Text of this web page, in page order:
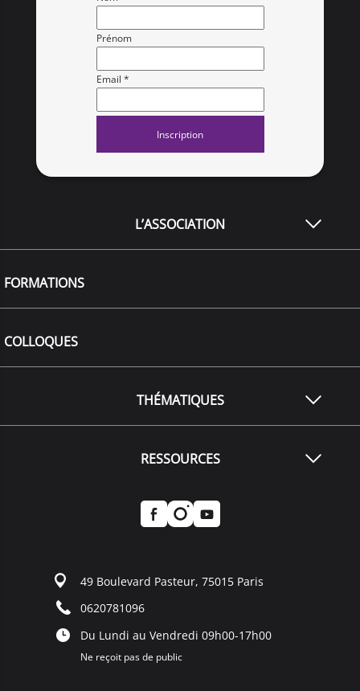
Prénom
Email *
L’ASSOCIATION
FORMATIONS
COLLOQUES
THÉMATIQUES
RESSOURCES
49 Boulevard Pasteur, 75015 Paris
0620781096
Du Lundi au Vendredi 09h00-17h00
Ne reçoit pas de public